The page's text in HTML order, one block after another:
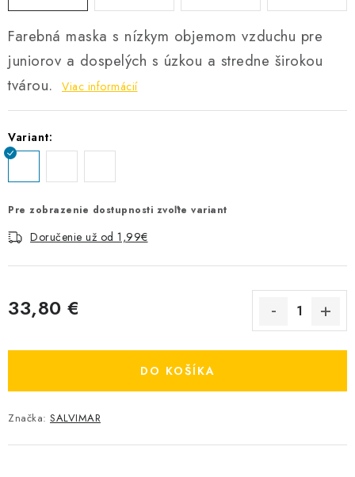
Farebná maska s nízkym objemom vzduchu pre
juniorov a dospelých s úzkou a stredne širokou
tvárou.
Viac informácií
Variant:
Pre zobrazenie dostupnosti zvoľte variant
Doručenie už od 1,99€
33,80 €
DO KOŠÍKA
Značka: SALVIMAR